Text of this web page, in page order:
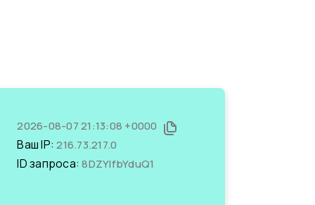
2026-08-07 21:13:08 +0000
Ваш IP:216.73.217.0
ID запроса:8DZYIfbYduQ1